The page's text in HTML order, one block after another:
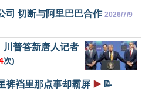
司 切断与阿里巴巴合作 2026/7/9
川普答新唐人记者
次)
裤裆里那点事却霸屏 ▶️ 📝